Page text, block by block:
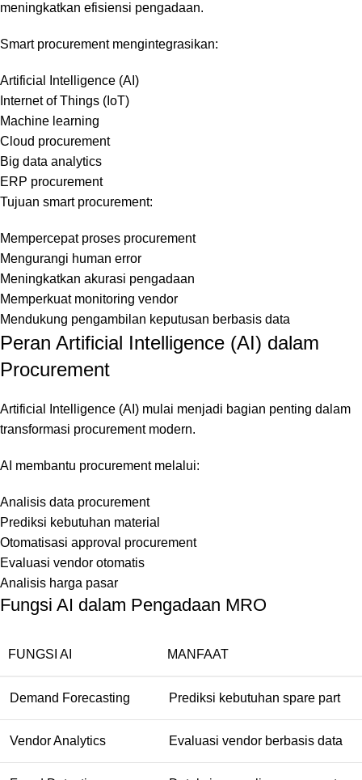
meningkatkan efisiensi pengadaan.
Smart procurement mengintegrasikan:
Artificial Intelligence (AI)
Internet of Things (IoT)
Machine learning
Cloud procurement
Big data analytics
ERP procurement
Tujuan smart procurement:
Mempercepat proses procurement
Mengurangi human error
Meningkatkan akurasi pengadaan
Memperkuat monitoring vendor
Mendukung pengambilan keputusan berbasis data
Peran Artificial Intelligence (AI) dalam
Procurement
Artificial Intelligence (AI) mulai menjadi bagian penting dalam
transformasi procurement modern.
AI membantu procurement melalui:
Analisis data procurement
Prediksi kebutuhan material
Otomatisasi approval procurement
Evaluasi vendor otomatis
Analisis harga pasar
Fungsi AI dalam Pengadaan MRO
FUNGSI AI MANFAAT
Demand Forecasting Prediksi kebutuhan spare part
Vendor Analytics Evaluasi vendor berbasis data